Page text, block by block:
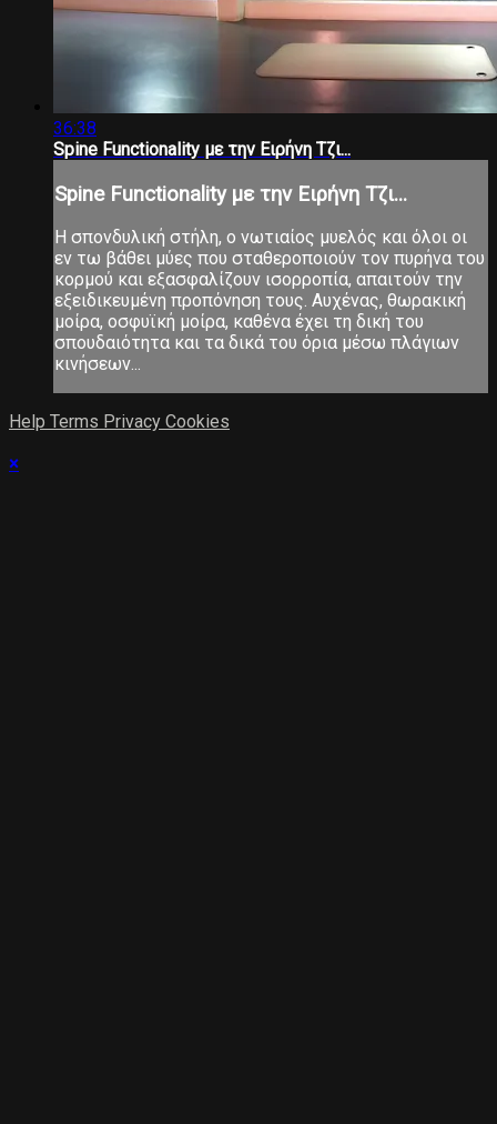
36:38
Spine Functionality με την Ειρήνη Τζι...
Spine Functionality με την Ειρήνη Τζι...
Η σπονδυλική στήλη, ο νωτιαίος μυελός και όλοι οι
εν τω βάθει μύες που σταθεροποιούν τον πυρήνα του
κορμού και εξασφαλίζουν ισορροπία, απαιτούν την
εξειδικευμένη προπόνηση τους. Αυχένας, θωρακική
μοίρα, οσφυϊκή μοίρα, καθένα έχει τη δική του
σπουδαιότητα και τα δικά του όρια μέσω πλάγιων
κινήσεων...
Help Terms Privacy Cookies
×